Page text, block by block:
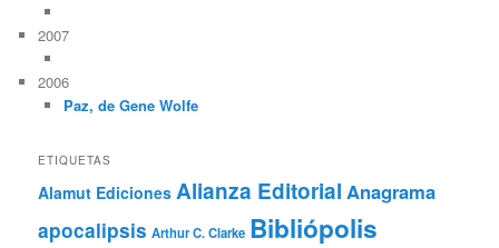
2007
2006
Paz, de Gene Wolfe
ETIQUETAS
Alamut Ediciones Alianza Editorial Anagrama
apocalipsis Arthur C. Clarke Bibliópolis